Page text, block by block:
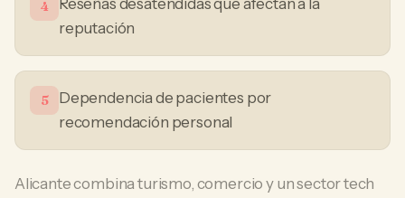
4
Reseñas desatendidas que afectan a la
reputación
5
Dependencia de pacientes por
recomendación personal
Alicante combina turismo, comercio y un sector tech